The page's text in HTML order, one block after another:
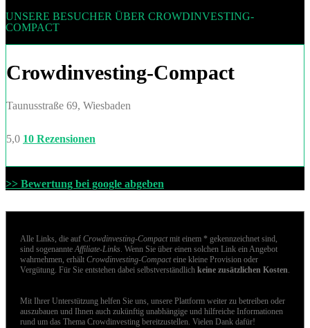
UNSERE BESUCHER ÜBER CROWDINVESTING-
COMPACT
Crowdinvesting-Compact
Taunusstraße 69, Wiesbaden
5,0 10 Rezensionen
>> Bewertung bei google abgeben
Alle Links, die auf Crowdinvesting-Compactmit einem * gekennzeichnet sind,
sind sogenannteAffiliate-Links. Wenn Sie über einen solchen Link ein Angebot
wahrnehmen, erhält Crowdinvesting-Compacteine kleine Provision oder
Vergütung. Für Sie entstehen dabei selbstverständlich keine zusätzlichen Kosten.
Mit Ihrer Unterstützung helfen Sie uns, unsere Plattform weiter zu betreiben oder
auszubauen und Ihnen auch zukünftig unabhängige und hilfreiche Informationen
rund um das Thema Crowdinvesting bereitzustellen. Vielen Dank dafür!